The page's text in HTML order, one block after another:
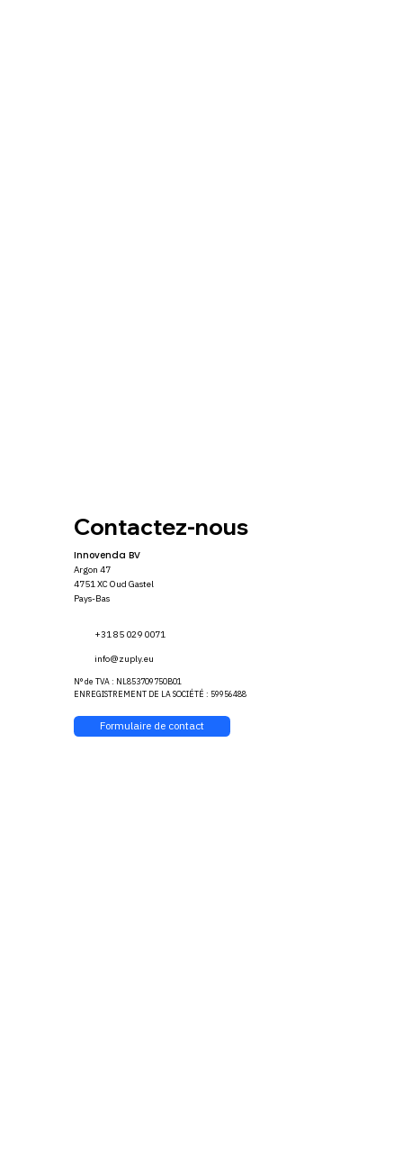
Contactez-nous
Innovenda BV
Argon 47
4751 XC Oud Gastel
Pays-Bas
+31 85 029 0071
info@zuply.eu
N° de TVA : NL853709750B01
ENREGISTREMENT DE LA SOCIÉTÉ : 59956488
Formulaire de contact